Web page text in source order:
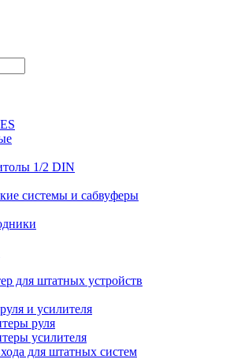
1/2 DIN
системы и сабвуферы
для штатных устройств
и усилителя
руля
усилителя
для штатных систем